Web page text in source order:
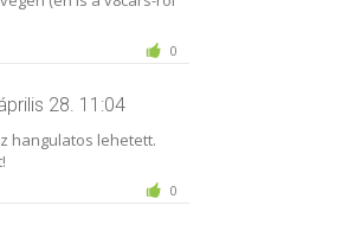
0
28. 11:04
hangulatos lehetett.
0